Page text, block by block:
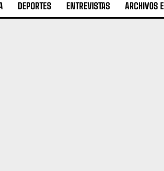
DEPORTES ENTREVISTAS ARCHIVOS